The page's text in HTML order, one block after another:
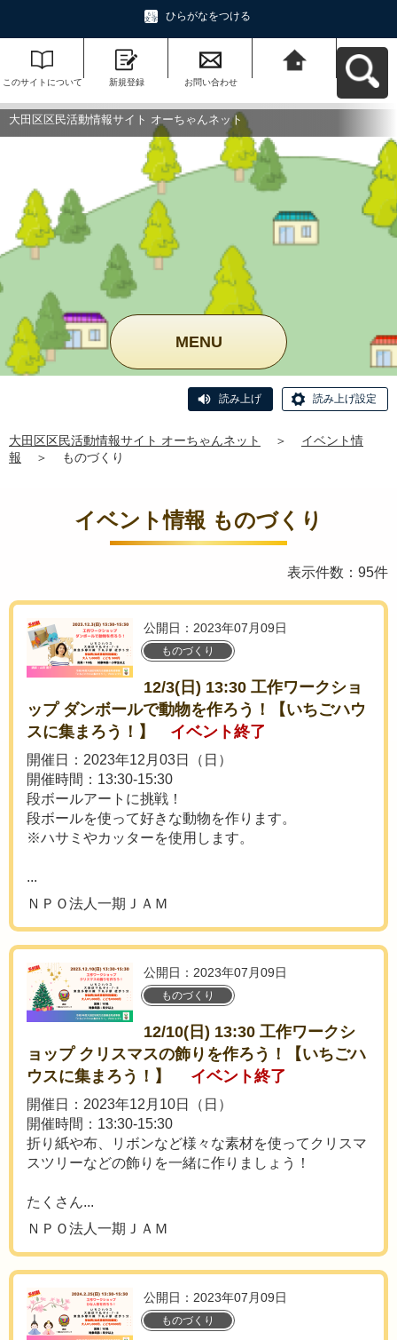
ひらがなをつける
このサイトについて 新規登録 お問い合わせ
ットへ戻る
大田区区民活動情報サイト オーちゃんネット
MENU
読み上げ 読み上げ設定
大田区区民活動情報サイト オーちゃんネット ＞
イベント情
報
＞ ものづくり
イベント情報 ものづくり
表示件数：95件
公開日：2023年07月09日
ものづくり
12/3(日) 13:30 工作ワークショ
ップ ダンボールで動物を作ろう！【いちごハウ
スに集まろう！】
イベント終了
開催日：2023年12月03日（日）
開催時間：13:30-15:30
段ボールアートに挑戦！
段ボールを使って好きな動物を作ります。
※ハサミやカッターを使用します。
...
ＮＰＯ法人一期ＪＡＭ
公開日：2023年07月09日
ものづくり
12/10(日) 13:30 工作ワークシ
ョップ クリスマスの飾りを作ろう！【いちごハ
ウスに集まろう！】
イベント終了
開催日：2023年12月10日（日）
開催時間：13:30-15:30
折り紙や布、リボンなど様々な素材を使ってクリスマ
スツリーなどの飾りを一緒に作りましょう！
たくさん...
ＮＰＯ法人一期ＪＡＭ
公開日：2023年07月09日
ものづくり